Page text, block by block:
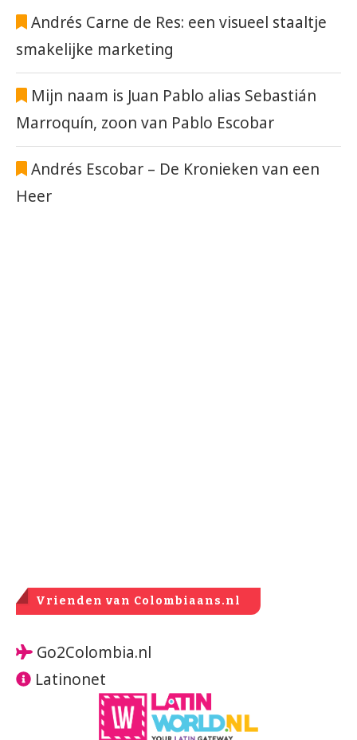
Andrés Carne de Res: een visueel staaltje
smakelijke marketing
Mijn naam is Juan Pablo alias Sebastián
Marroquín, zoon van Pablo Escobar
Andrés Escobar – De Kronieken van een
Heer
Vrienden van Colombiaans.nl
Go2Colombia.nl
Latinonet